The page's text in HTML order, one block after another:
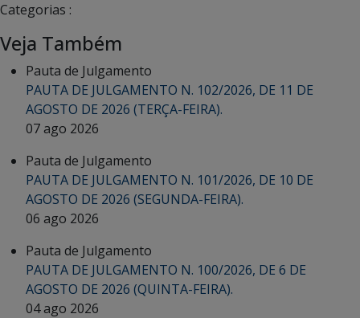
Categorias :
Veja Também
Pauta de Julgamento
PAUTA DE JULGAMENTO N. 102/2026, DE 11 DE
AGOSTO DE 2026 (TERÇA-FEIRA).
07 ago 2026
Pauta de Julgamento
PAUTA DE JULGAMENTO N. 101/2026, DE 10 DE
AGOSTO DE 2026 (SEGUNDA-FEIRA).
06 ago 2026
Pauta de Julgamento
PAUTA DE JULGAMENTO N. 100/2026, DE 6 DE
AGOSTO DE 2026 (QUINTA-FEIRA).
04 ago 2026